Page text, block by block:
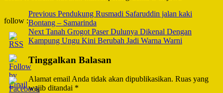
follow :
Post
Navigation
Previous Pendukung Rusmadi Safaruddin jalan kaki
Bontang – Samarinda
Next Tanah Grogot Paser Dulunya Dikenal Dengan
Kampung Ungu Kini Berubah Jadi Warna Warni
Tinggalkan Balasan
Alamat email Anda tidak akan dipublikasikan. Ruas yang
wajib ditandai *